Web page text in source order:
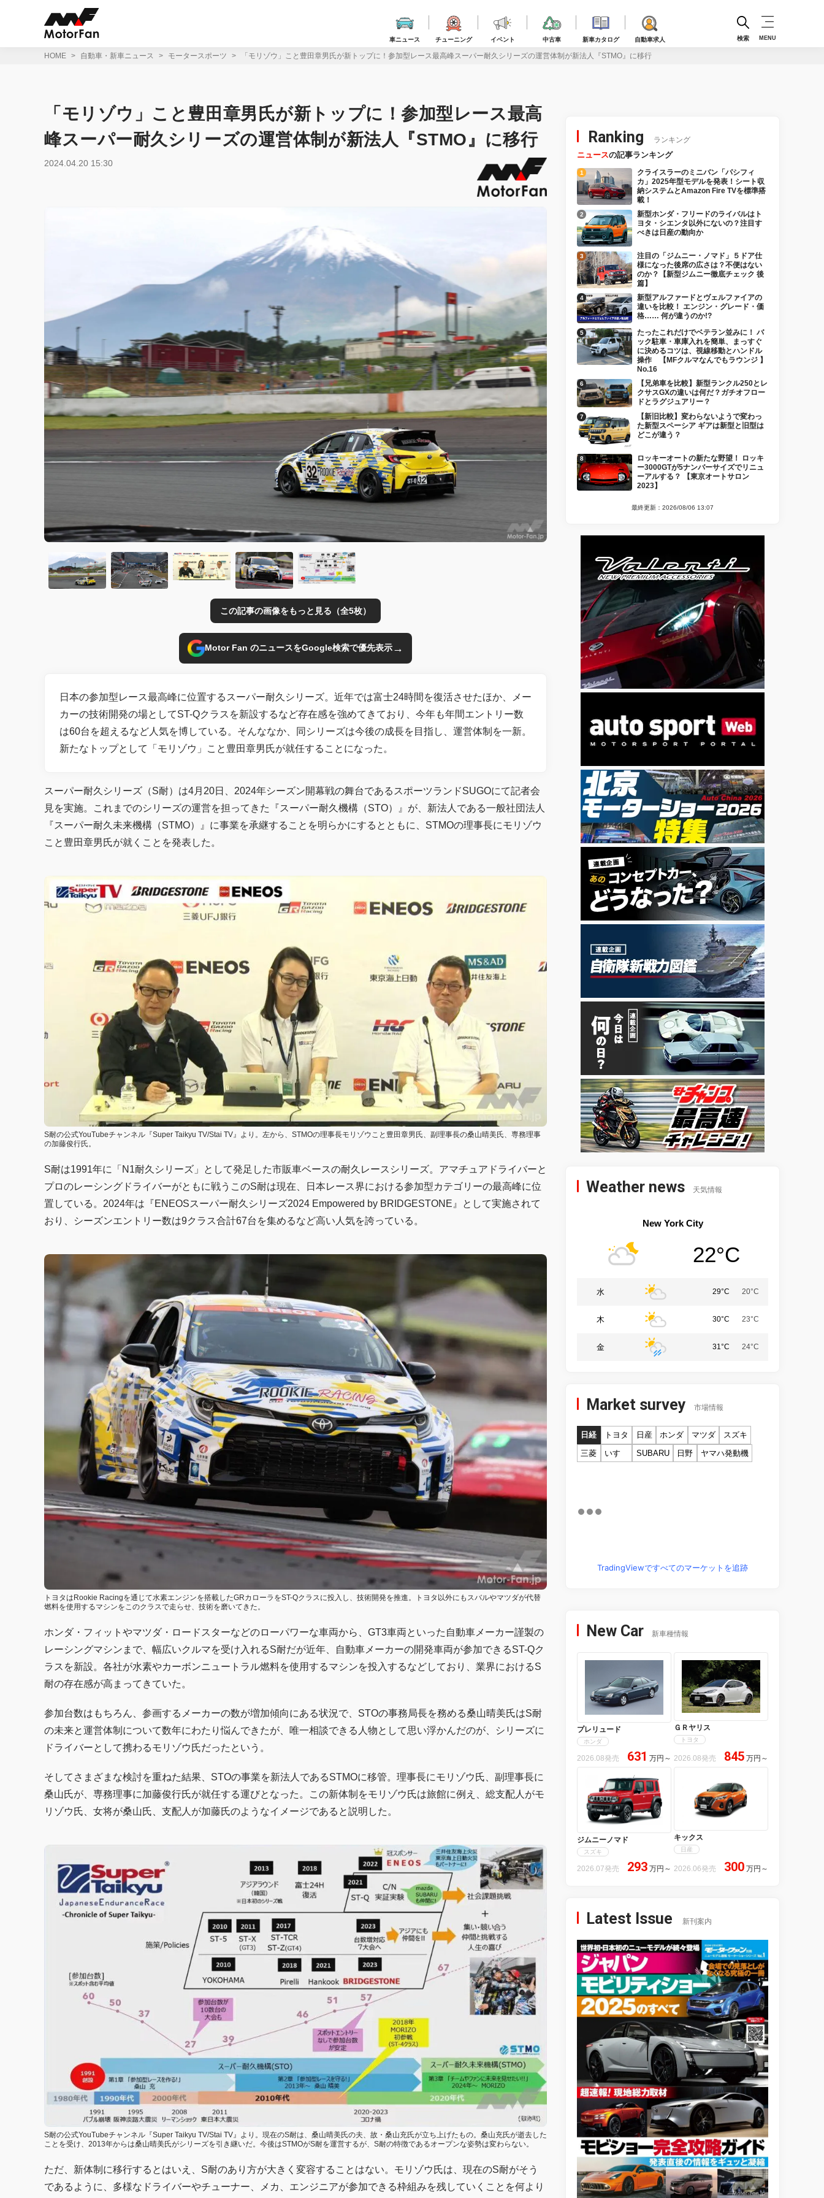
車ニュース チューニング イベント 中古車 新車カタログ 自動車求人 検索 MENU
HOME 自動車・新車ニュース モータースポーツ 「モリゾウ」こと豊田章男氏が新トップに！参加型レース最高峰スーパー耐久シリーズの運営体制が新法人『STMO』に移行
「モリゾウ」こと豊田章男氏が新トップに！参加型レース最高
峰スーパー耐久シリーズの運営体制が新法人『STMO』に移行
2024.04.20 15:30
この記事の画像をもっと見る（全5枚）
Motor Fan のニュースをGoogle検索で優先表示→
日本の参加型レース最高峰に位置するスーパー耐久シリーズ。近年では富士24時間を復活させたほか、メー
カーの技術開発の場としてST-Qクラスを新設するなど存在感を強めてきており、今年も年間エントリー数
は60台を超えるなど人気を博している。そんななか、同シリーズは今後の成長を目指し、運営体制を一新。
新たなトップとして「モリゾウ」こと豊田章男氏が就任することになった。
スーパー耐久シリーズ（S耐）は4月20日、2024年シーズン開幕戦の舞台であるスポーツランドSUGOにて記者会
見を実施。これまでのシリーズの運営を担ってきた『スーパー耐久機構（STO）』が、新法人である一般社団法人
『スーパー耐久未来機構（STMO）』に事業を承継することを明らかにするとともに、STMOの理事長にモリゾウ
こと豊田章男氏が就くことを発表した。
S耐の公式YouTubeチャンネル『Super Taikyu TV/Stai TV』より。左から、STMOの理事長モリゾウこと豊田章男氏、副理事長の桑山晴美氏、専務理事
の加藤俊行氏。
S耐は1991年に「N1耐久シリーズ」として発足した市販車ベースの耐久レースシリーズ。アマチュアドライバーと
プロのレーシングドライバーがともに戦うこのS耐は現在、日本レース界における参加型カテゴリーの最高峰に位
置している。2024年は『ENEOSスーパー耐久シリーズ2024 Empowered by BRIDGESTONE』として実施されて
おり、シーズンエントリー数は9クラス合計67台を集めるなど高い人気を誇っている。
トヨタはRookie Racingを通じて水素エンジンを搭載したGRカローラをST-Qクラスに投入し、技術開発を推進。トヨタ以外にもスバルやマツダが代替
燃料を使用するマシンをこのクラスで走らせ、技術を磨いてきた。
ホンダ・フィットやマツダ・ロードスターなどのローパワーな車両から、GT3車両といった自動車メーカー謹製の
レーシングマシンまで、幅広いクルマを受け入れるS耐だが近年、自動車メーカーの開発車両が参加できるST-Qク
ラスを新設。各社が水素やカーボンニュートラル燃料を使用するマシンを投入するなどしており、業界におけるS
耐の存在感が高まってきていた。
参加台数はもちろん、参画するメーカーの数が増加傾向にある状況で、STOの事務局長を務める桑山晴美氏はS耐
の未来と運営体制について数年にわたり悩んできたが、唯一相談できる人物として思い浮かんだのが、シリーズに
ドライバーとして携わるモリゾウ氏だったという。
そしてさまざまな検討を重ねた結果、STOの事業を新法人であるSTMOに移管。理事長にモリゾウ氏、副理事長に
桑山氏が、専務理事に加藤俊行氏が就任する運びとなった。この新体制をモリゾウ氏は旅館に例え、総支配人がモ
リゾウ氏、女将が桑山氏、支配人が加藤氏のようなイメージであると説明した。
S耐の公式YouTubeチャンネル『Super Taikyu TV/Stai TV』より。現在のS耐は、桑山晴美氏の夫、故・桑山充氏が立ち上げたもの。桑山充氏が逝去した
ことを受け、2013年からは桑山晴美氏がシリーズを引き継いだ。今後はSTMOがS耐を運営するが、S耐の特徴であるオープンな姿勢は変わらない。
ただ、新体制に移行するとはいえ、S耐のあり方が大きく変容することはない。モリゾウ氏は、現在のS耐がそう
であるように、多様なドライバーやチューナー、メカ、エンジニアが参加できる枠組みを残していくことを何より
Ranking ランキング
ニュースの記事ランキング
クライスラーのミニバン「パシフィ
カ」2025年型モデルを発表！シート収
納システムとAmazon Fire TVを標準搭
載！
新型ホンダ・フリードのライバルはト
ヨタ・シエンタ以外にないの？注目す
べきは日産の動向か
注目の「ジムニー・ノマド」５ドア仕
様になった後席の広さは？不便はない
のか？【新型ジムニー徹底チェック 後
篇】
新型アルファードとヴェルファイアの
違いを比較！ エンジン・グレード・価
格…… 何が違うのか!?
たったこれだけでベテラン並みに！ バ
ック駐車・車庫入れを簡単、まっすぐ
に決めるコツは、視線移動とハンドル
操作 【MFクルマなんでもラウンジ 】
No.16
【兄弟車を比較】新型ランクル250とレ
クサスGXの違いは何だ？ガチオフロー
ドとラグジュアリー？
【新旧比較】変わらないようで変わっ
た新型スペーシア ギアは新型と旧型は
どこが違う？
ロッキーオートの新たな野望！ ロッキ
ー3000GTが5ナンバーサイズでリニュ
ーアルする？ 【東京オートサロン
2023】
最終更新：2026/08/06 13:07
Weather news 天気情報
New York City
22°C
水 29°C 20°C
木 30°C 23°C
金 31°C 24°C
Market survey 市場情報
日経 トヨタ 日産 ホンダ マツダ
スズキ
三菱
いすゞ SUBARU 日野 ヤマハ発動機
TradingViewですべてのマーケットを追跡
New Car 新車種情報
プレリュード
ホンダ
2026.08発売 631 万円 ～
ＧＲヤリス
トヨタ
2026.08発売 845 万円 ～
ジムニーノマド
スズキ
2026.07発売 293 万円 ～
キックス
日産
2026.06発売 300 万円 ～
Latest Issue 新刊案内